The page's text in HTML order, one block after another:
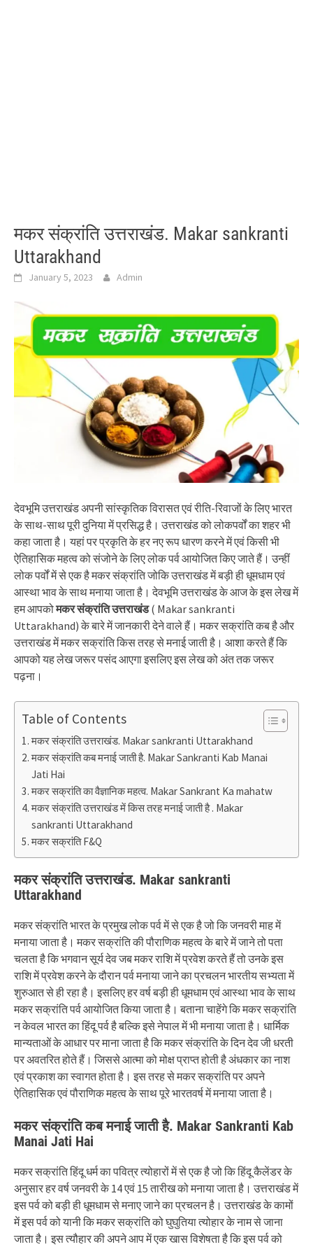
मकर संक्रांति उत्तराखंड. Makar sankranti
Uttarakhand
January 5, 2023 Admin
देवभूमि उत्तराखंड अपनी सांस्कृतिक विरासत एवं रीति-रिवाजों के लिए भारत
के साथ-साथ पूरी दुनिया में प्रसिद्ध है। उत्तराखंड को लोकपर्वों का शहर भी
कहा जाता है। यहां पर प्रकृति के हर नए रूप धारण करने में एवं किसी भी
ऐतिहासिक महत्व को संजोने के लिए लोक पर्व आयोजित किए जाते हैं। उन्हीं
लोक पर्वों में से एक है मकर संक्रांति जोकि उत्तराखंड में बड़ी ही धूमधाम एवं
आस्था भाव के साथ मनाया जाता है। देवभूमि उत्तराखंड के आज के इस लेख में
हम आपकोमकर संक्रांति उत्तराखंड( Makar sankranti
Uttarakhand) के बारे में जानकारी देने वाले हैं। मकर सक्रांति कब है और
उत्तराखंड में मकर सक्रांति किस तरह से मनाई जाती है। आशा करते हैं कि
आपको यह लेख जरूर पसंद आएगा इसलिए इस लेख को अंत तक जरूर
पढ़ना।
Table of Contents
मकर संक्रांति उत्तराखंड. Makar sankranti Uttarakhand
मकर संक्रांति कब मनाई जाती है. Makar Sankranti Kab Manai
Jati Hai
मकर सक्रांति का वैज्ञानिक महत्व. Makar Sankrant Ka mahatw
मकर संक्रांति उत्तराखंड में किस तरह मनाई जाती है . Makar
sankranti Uttarakhand
मकर सक्रांति F&Q
मकर संक्रांति उत्तराखंड. Makar sankranti
Uttarakhand
मकर संक्रांति भारत के प्रमुख लोक पर्व में से एक है जो कि जनवरी माह में
मनाया जाता है। मकर सक्रांति की पौराणिक महत्व के बारे में जाने तो पता
चलता है कि भगवान सूर्य देव जब मकर राशि में प्रवेश करते हैं तो उनके इस
राशि में प्रवेश करने के दौरान पर्व मनाया जाने का प्रचलन भारतीय सभ्यता में
शुरुआत से ही रहा है। इसलिए हर वर्ष बड़ी ही धूमधाम एवं आस्था भाव के साथ
मकर सक्रांति पर्व आयोजित किया जाता है। बताना चाहेंगे कि मकर सक्रांति
न केवल भारत का हिंदू पर्व है बल्कि इसे नेपाल में भी मनाया जाता है। धार्मिक
मान्यताओं के आधार पर माना जाता है कि मकर संक्रांति के दिन देव जी धरती
पर अवतरित होते हैं। जिससे आत्मा को मोक्ष प्राप्त होती है अंधकार का नाश
एवं प्रकाश का स्वागत होता है। इस तरह से मकर सक्रांति पर अपने
ऐतिहासिक एवं पौराणिक महत्व के साथ पूरे भारतवर्ष में मनाया जाता है।
मकर संक्रांति कब मनाई जाती है. Makar Sankranti Kab
Manai Jati Hai
मकर सक्रांति हिंदू धर्म का पवित्र त्योहारों में से एक है जो कि हिंदू कैलेंडर के
अनुसार हर वर्ष जनवरी के 14 एवं 15 तारीख को मनाया जाता है। उत्तराखंड में
इस पर्व को बड़ी ही धूमधाम से मनाए जाने का प्रचलन है। उत्तराखंड के कामों
में इस पर्व को यानी कि मकर सक्रांति को घुघुतिया त्योहार के नाम से जाना
जाता है। इस त्यौहार की अपने आप में एक खास विशेषता है कि इस पर्व को